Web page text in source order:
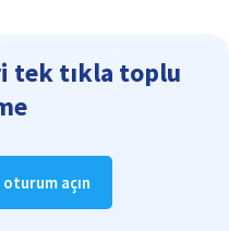
tek tıkla toplu
açın